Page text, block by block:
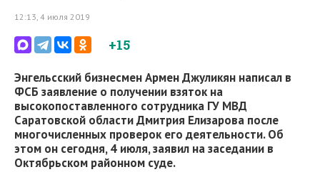
12:13, 4 июля 2019
+15
Энгельсский бизнесмен Армен Джуликян написал в
ФСБ заявление о получении взяток на
высокопоставленного сотрудника ГУ МВД
Саратовской области Дмитрия Елизарова после
многочисленных проверок его деятельности. Об
этом он сегодня, 4 июля, заявил на заседании в
Октябрьском районном суде.